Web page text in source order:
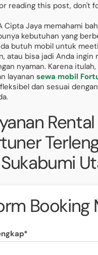
reading this post, don't
Cipta Jaya memahami
kebutuhan yang
butuh mobil untuk
atau bisa jadi Anda ingin
nyaman. Karena itulah,
layanansewa mobil
dan sesuai
Sukabumi
Booking